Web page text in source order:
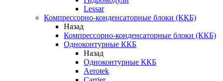
Lessar
Компрессорно-конденсаторные блоки (ККБ)
Назад
Компрессорно-конденсаторные блоки (ККБ)
Одноконтурные ККБ
Назад
Одноконтурные ККБ
Aerotek